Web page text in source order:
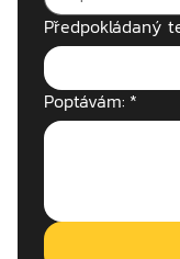
Předpokládaný
Poptávám: *